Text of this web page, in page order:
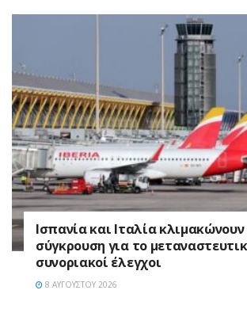
Ισπανία και Ιταλία κλιμακώνουν
σύγκρουση για το
συνοριακοί έλεγχοι
8 ΑΥΓΟΎΣΤΟΥ 2026